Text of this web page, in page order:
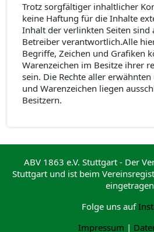
Trotz sorgfältiger inhaltlicher
keine Haftung für die Inhalte
Inhalt der verlinkten Seiten sind
Betreiber verantwortlich.Alle
Begriffe, Zeichen und Grafiken
Warenzeichen im Besitze ihrer
sein. Die Rechte aller
und Warenzeichen liegen
Besitzern.
ABV 1863 e.V. Stuttgart - Der
Stuttgart und ist beim
Folge uns auf
Impressum |